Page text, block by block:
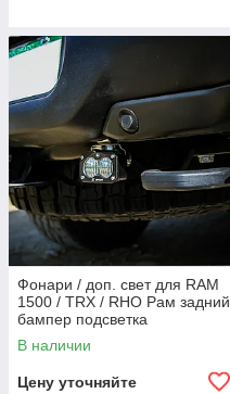
Фонари / доп. свет для RAM
1500 / TRX / RHO Рам задний
бампер подсветка
В наличии
Цену уточняйте